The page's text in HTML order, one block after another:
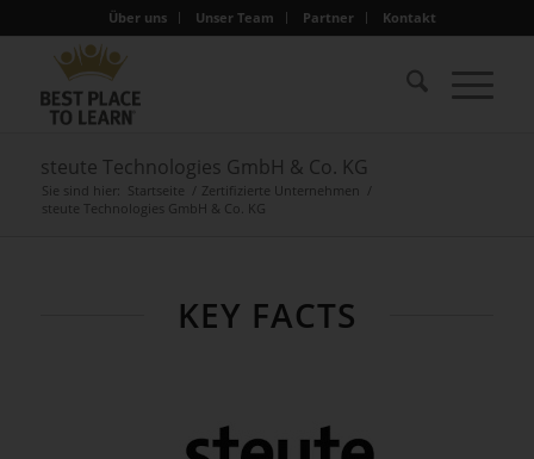
Über uns Unser Team Partner Kontakt
steute Technologies GmbH & Co. KG
Sie sind hier: Startseite / Zertifizierte Unternehmen /
steute Technologies GmbH & Co. KG
KEY FACTS